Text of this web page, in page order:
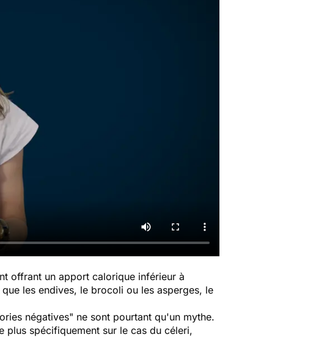
offrant un apport calorique inférieur à
les endives, le brocoli ou les asperges, le
négatives" ne sont pourtant qu'un mythe.
plus spécifiquement sur le cas du céleri,